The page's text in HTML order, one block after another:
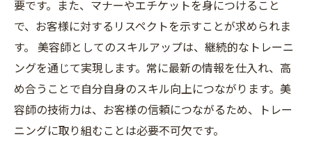
要です。また、マナーやエチケットを身につけること
で、お客様に対するリスペクトを示すことが求められま
す。 美容師としてのスキルアップは、継続的なトレーニ
ングを通じて実現します。常に最新の情報を仕入れ、高
め合うことで自分自身のスキル向上につながります。美
容師の技術力は、お客様の信頼につながるため、トレー
ニングに取り組むことは必要不可欠です。